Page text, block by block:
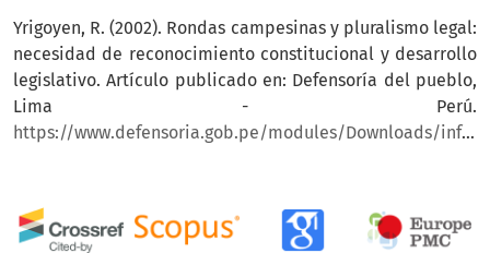
Yrigoyen, R. (2002). Rondas campesinas y pluralismo legal:
necesidad de reconocimiento constitucional y desarrollo
legislativo. Artículo publicado en: Defensoría del pueblo,
Lima - Perú.
https://www.defensoria.gob.pe/modules/Downloads/informes/varios/2005/rondas_campesinas.pdf